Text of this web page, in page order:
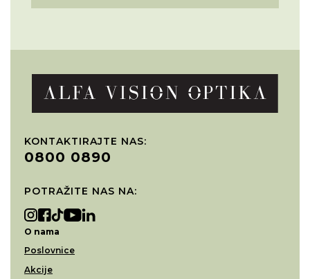
KONTAKTIRAJTE NAS:
0800 0890
POTRAŽITE NAS NA:
O nama
Poslovnice
Akcije